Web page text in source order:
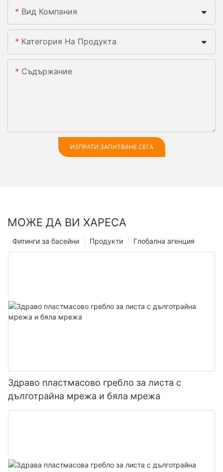
Вид Компания
Категория На Продукта
Съдържание
ИЗПРАТИ ЗАПИТВАНЕ СЕГА
МОЖЕ ДА ВИ ХАРЕСА
Глобална агенция
Продукти
Фитинги за басейни
Здраво пластмасово гребло за листа с
дълготрайна мрежа и бяла мрежа